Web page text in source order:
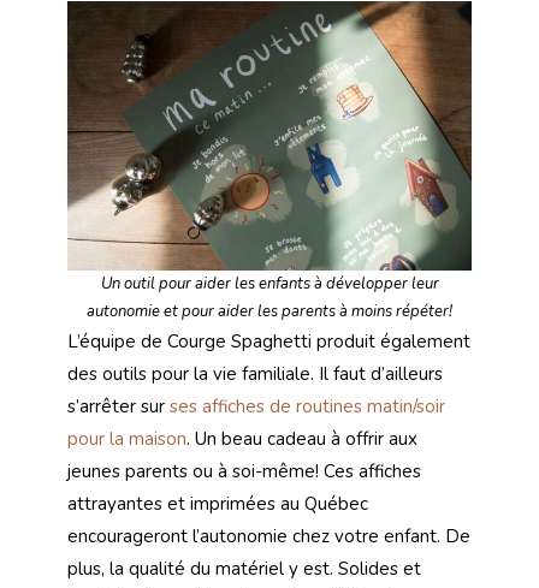
Un outil pour aider les enfants à développer leur
autonomie et pour aider les parents à moins répéter!
L’équipe de Courge Spaghetti produit également
des outils pour la vie familiale. Il faut d’ailleurs
s’arrêter sur ses affiches de routines matin/soir
pour la maison. Un beau cadeau à offrir aux
jeunes parents ou à soi-même! Ces affiches
attrayantes et imprimées au Québec
encourageront l’autonomie chez votre enfant. De
plus, la qualité du matériel y est. Solides et